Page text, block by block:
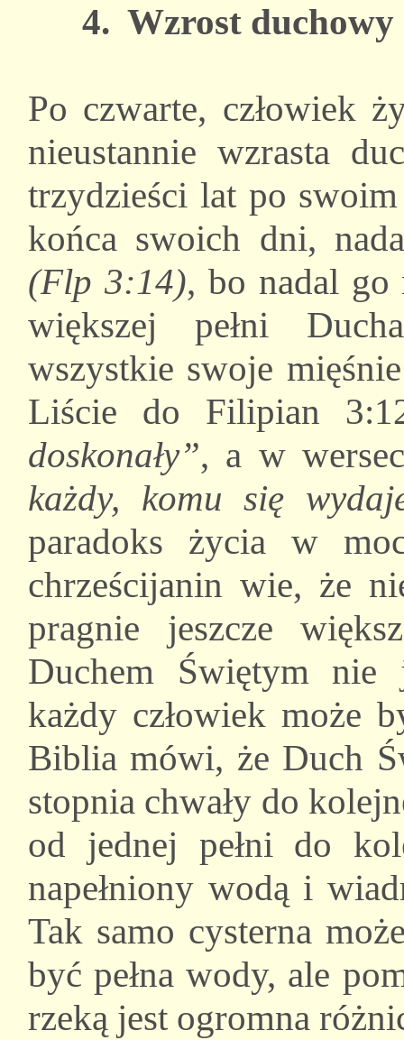
4. Wzrost duchowy
Po czwarte, człowiek
nieustannie wzrasta
trzydzieści lat po
końca swoich dni,
(Flp 3:14), bo nadal go
większej pełni
wszystkie swoje
Liście do Filipian
doskonały”, a w
każdy, komu się
paradoks życia w
chrześcijanin wie, że
pragnie jeszcze
Duchem Świętym nie
każdy człowiek może
Biblia mówi, że Duch
stopnia chwały do
od jednej pełni do
napełniony wodą i
Tak samo cysterna
być pełna wody, ale
rzeką jest ogromna